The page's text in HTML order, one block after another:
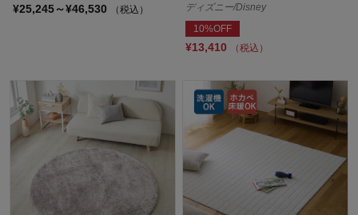
¥25,245～¥46,530
（税込）
ディズニー/Disney
10%OFF
¥13,410 （税込）